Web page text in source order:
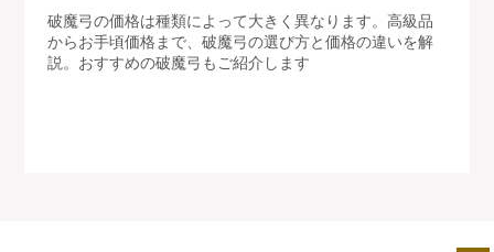
破魔弓の価格は種類によって大きく異なります。高級品
からお手頃価格まで、破魔弓の選び方と価格の違いを解
説。おすすめの破魔弓もご紹介します